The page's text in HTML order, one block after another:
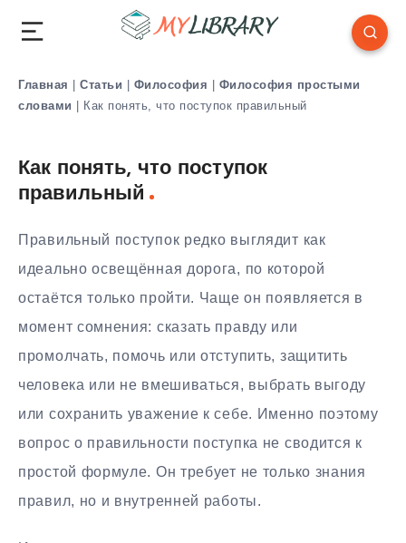
Главная | Статьи | Философия | Философия простыми
словами | Как понять, что поступок правильный
Как понять, что поступок
правильный
Правильный поступок редко выглядит как
идеально освещённая дорога, по которой
остаётся только пройти. Чаще он появляется в
момент сомнения: сказать правду или
промолчать, помочь или отступить, защитить
человека или не вмешиваться, выбрать выгоду
или сохранить уважение к себе. Именно поэтому
вопрос о правильности поступка не сводится к
простой формуле. Он требует не только знания
правил, но и внутренней работы.